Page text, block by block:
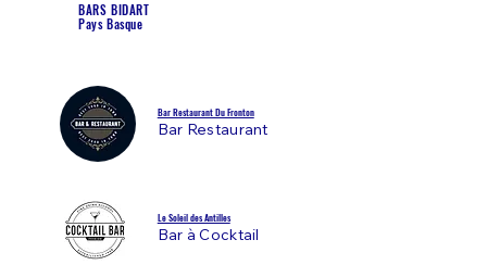
BARS BIDART
Pays Basque
Bar Restaurant Du Fronton
Bar Restaurant
Le Soleil des Antilles
Bar à Cocktail